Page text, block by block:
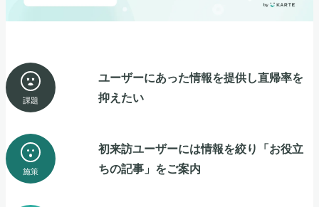
課題
ユーザーにあった情報を提供し直帰率を
抑えたい
施策
初来訪ユーザーには情報を絞り「お役立
ちの記事」をご案内